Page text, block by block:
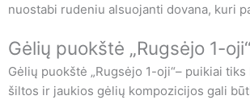
nuostabi rudeniu alsuojanti dovana, kuri
Gėlių puokštė „Rugsėjo 1-
Gėlių puokštė „Rugsėjo 1-oji“– puikiai
šiltos ir jaukios gėlių kompozicijos gali